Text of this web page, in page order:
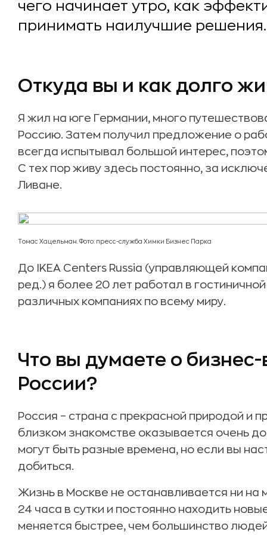
чего начинает утро, как
принимать наилучшие решения.
Откуда вы и как долго
Я жил на юге Германии, много
Россию. Затем получил предложение о
всегда испытывал большой интерес,
С тех пор живу здесь постоянно, за
Ливане.
Томас Хацельман. Фото: пресс-служба Химки Бизнес Парка
До IKEA Centers Russia (управляющей
ред.) я более 20 лет работал в
различных компаниях по всему миру.
Что вы думаете о
России?
Россия – страна с прекрасной природой и
близком знакомстве оказывается очень
могут быть разные времена, но если вы
добиться.
Жизнь в Москве не останавливается ни на
24 часа в сутки и постоянно находить
меняется быстрее, чем большинство